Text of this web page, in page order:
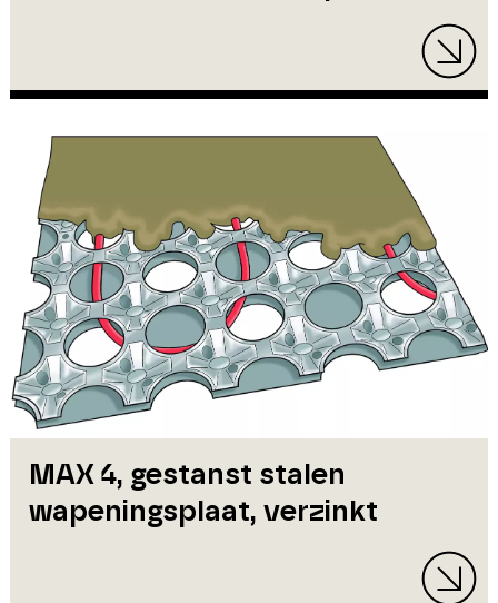
MAX 4, gestanst stalen
wapeningsplaat, verzinkt